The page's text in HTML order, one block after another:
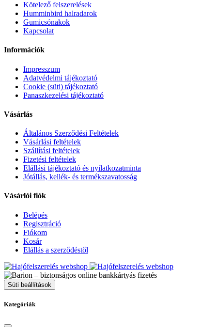
Kötelező felszerelések
Humminbird halradarok
Gumicsónakok
Kapcsolat
Információk
Impresszum
Adatvédelmi tájékoztató
Cookie (süti) tájékoztató
Panaszkezelési tájékoztató
Vásárlás
Általános Szerződési Feltételek
Vásárlási feltételek
Szállítási feltételek
Fizetési feltételek
Elállási tájékoztató és nyilatkozatminta
Jótállás, kellék- és termékszavatosság
Vásárlói fiók
Belépés
Regisztráció
Fiókom
Kosár
Elállás a szerződéstől
Süti beállítások
Kategóriák